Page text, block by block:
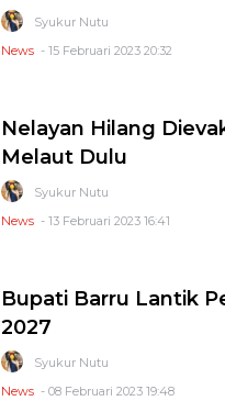
Syukur Nutu
News - 15 Februari 2023 20:32
Nelayan Hilang
Melaut Dulu
Syukur Nutu
News - 13 Februari 2023 16:41
Bupati Barru Lantik
2027
Syukur Nutu
News - 08 Februari 2023 19:48